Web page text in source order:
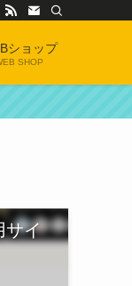
ショップ
SHOP
サイ